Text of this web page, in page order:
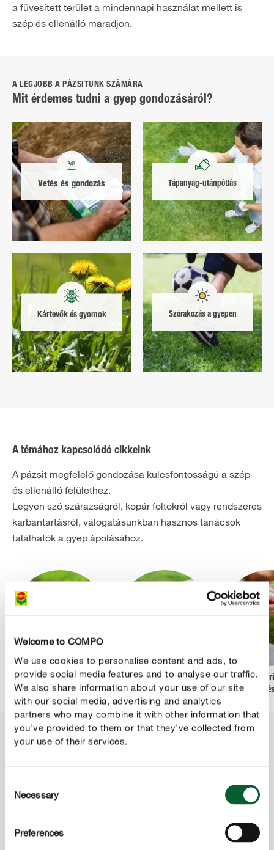
Welcome to COMPO
We use cookies to personalise content and ads, to
provide social media features and to analyse our traffic.
We also share information about your use of our site
with our social media, advertising and analytics
partners who may combine it with other information that
you’ve provided to them or that they’ve collected from
your use of their services.
Selection
Necessary
Preferences
a füvesített terület a mindennapi használat mellett is
szép és ellenálló maradjon.
A LEGJOBB A PÁZSITUNK SZÁMÁRA
Mit érdemes tudni a gyep gondozásáról?
Vetés és gondozás Tápanyag-utánpótlás
Kártevők és gyomok Szórakozás a gyepen
A témához kapcsolódó cikkeink
A pázsit megfelelő gondozása kulcsfontosságú a szép
és ellenálló felülethez.
Legyen szó szárazságról, kopár foltokról vagy rendszeres
karbantartásról, válogatásunkban hasznos tanácsok
találhatók a gyep ápolásához.
Új pázsit telepítése
lépésről lépésre
Gyeptrágyázás
egyszerűen
5
gyep
A COMPO szakértelme a gyepápolásban
Gyeptrágyák